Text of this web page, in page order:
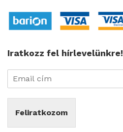
Iratkozz fel hírlevelünkre!
Feliratkozom